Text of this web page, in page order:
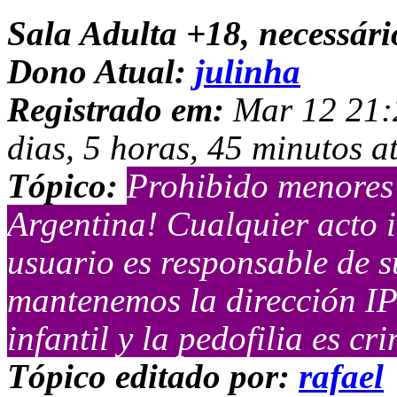
Sala Adulta +18,
Dono Atual: julinha
Registrado em: Mar 12
dias, 5 horas, 45 minutos
Tópico: Prohibido
Argentina! Cualquier acto
usuario es responsable de
mantenemos la dirección
infantil y la pedofilia es
Tópico editado por: rafael